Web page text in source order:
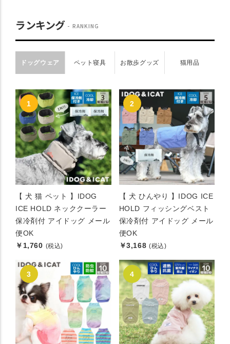
ランキング RANKING
ドッグウェア ペット寝具 お散歩グッズ 猫用品
【 犬 猫 ペット 】IDOG
ICE HOLD ネッククーラー
保冷剤付 アイドッグ メール
便OK
￥1,760 (税込)
【 犬 ひんやり 】IDOG ICE
HOLD フィッシングベスト
保冷剤付 アイドッグ メール
便OK
￥3,168 (税込)